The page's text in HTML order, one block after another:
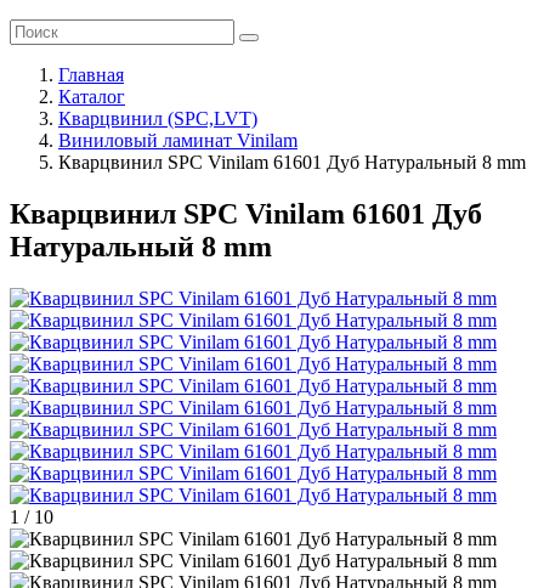
Главная
Каталог
Кварцвинил (SPC,LVT)
Виниловый ламинат Vinilam
Кварцвинил SPC Vinilam 61601 Дуб Натуральный 8 mm
Кварцвинил SPC Vinilam 61601 Дуб
Натуральный 8 mm
1 / 10